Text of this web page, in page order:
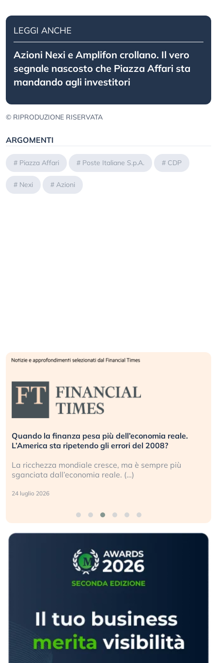
LEGGI ANCHE
Azioni Nexi e Amplifon crollano. Il vero
segnale nascosto che Piazza Affari sta
mandando agli investitori
© RIPRODUZIONE RISERVATA
ARGOMENTI
# Piazza Affari # Poste Italiane S.p.A. # CDP
# Nexi # Azioni
Quando la finanza pesa più dell’economia reale.
L’America sta ripetendo gli errori del 2008?
La ricchezza mondiale cresce, ma è sempre più
sganciata dall’economia reale. (…)
24 luglio 2026